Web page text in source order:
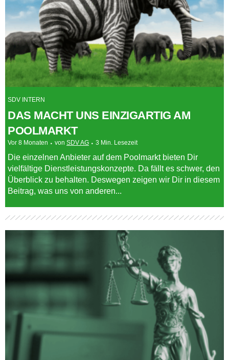
SDV INTERN
DAS MACHT UNS EINZIGARTIG AM
POOLMARKT
Vor 8 Monaten von SDV AG 3 Min. Lesezeit
Die einzelnen Anbieter auf dem Poolmarkt bieten Dir
vielfältige Dienstleistungskonzepte. Da fällt es schwer, den
Überblick zu behalten. Deswegen zeigen wir Dir in diesem
Beitrag, was uns von anderen...